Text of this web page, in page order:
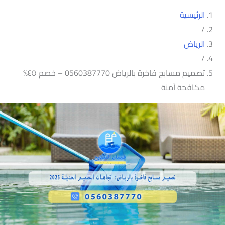
الرئيسية
/
الرياض
/
تصميم مسابح فاخرة بالرياض 0560387770 – خصم ٤٥%
مكافحة آمنة